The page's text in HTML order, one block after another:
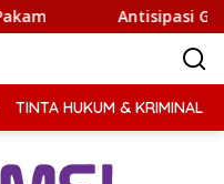
Geng Motor dan
TINTA HUKUM & KRIMINAL